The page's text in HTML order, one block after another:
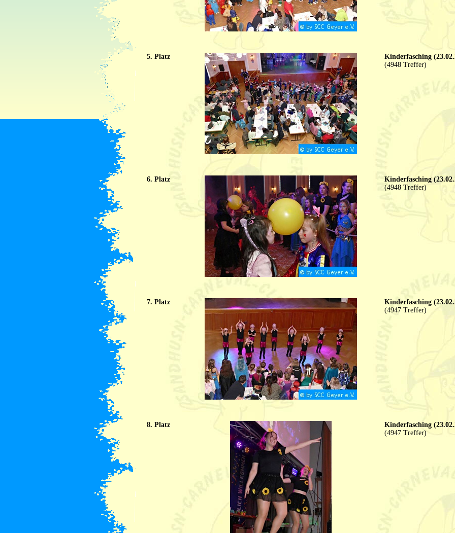
5. Platz
Kinderfasching
(4948 Treffer)
6. Platz
Kinderfasching
(4948 Treffer)
7. Platz
Kinderfasching
(4947 Treffer)
8. Platz
Kinderfasching
(4947 Treffer)